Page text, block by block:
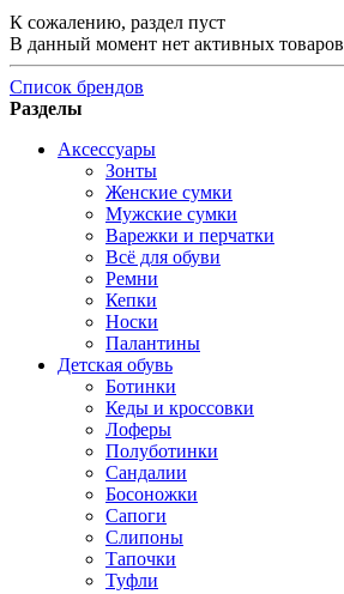
К сожалению, раздел пуст
В данный момент нет активных товаров
Список брендов
Разделы
Аксессуары
Зонты
Женские сумки
Мужские сумки
Варежки и перчатки
Всё для обуви
Ремни
Кепки
Носки
Палантины
Детская обувь
Ботинки
Кеды и кроссовки
Лоферы
Полуботинки
Сандалии
Босоножки
Сапоги
Слипоны
Тапочки
Туфли